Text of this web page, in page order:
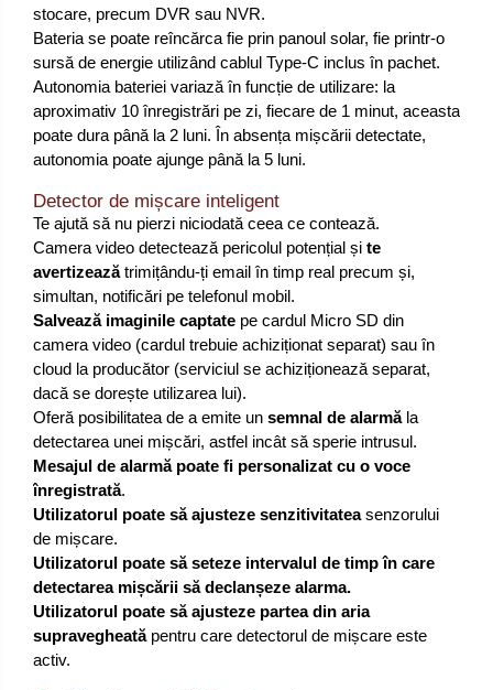
stocare, precum DVR sau NVR.
Bateria se poate reîncărca fie prin panoul solar, fie printr-o
sursă de energie utilizând cablul Type-C inclus în pachet.
Autonomia bateriei variază în funcție de utilizare: la
aproximativ 10 înregistrări pe zi, fiecare de 1 minut, aceasta
poate dura până la 2 luni. În absența mișcării detectate,
autonomia poate ajunge până la 5 luni.
Detector de mișcare inteligent
Te ajută să nu pierzi niciodată ceea ce contează.
Camera video detectează pericolul potențial și te
avertizeazătrimițându-ți email în timp real precum și,
simultan, notificări pe telefonul mobil.
Salvează imaginile captate pe cardul Micro SD din
camera video (cardul trebuie achiziționat separat) sau în
cloud la producător (serviciul se achiziționează separat,
dacă se dorește utilizarea lui).
Oferă posibilitatea de a emite un semnal de alarmăla
detectarea unei mișcări, astfel incât să sperie intrusul.
Mesajul de alarmă poate fi personalizat cu o voce
înregistrată.
Utilizatorul poate să ajusteze senzitivitateasenzorului
de mișcare.
Utilizatorul poate să seteze intervalul de timp în care
detectarea mișcării să declanșeze alarma.
Utilizatorul poate să ajusteze partea din aria
supravegheatăpentru care detectorul de mișcare este
activ.